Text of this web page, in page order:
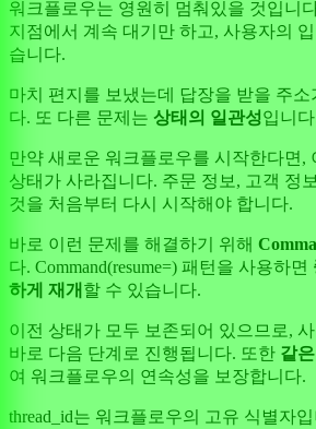
워크플로우는 영원히 멈춰있을 것입니
지점에서 계속 대기만 하고, 사용자의
습니다.
마치 편지를 보냈는데 답장을 받을 주소
다. 또 다른 문제는 상태의 일관성입니
만약 새로운 워크플로우를 시작한다면,
상태가 사라집니다. 주문 정보, 고객 정
것을 처음부터 다시 시작해야 합니다.
바로 이런 문제를 해결하기 위해
다. Command(resume=) 패턴을 사용하면
하게 재개 할 수 있습니다.
이전 상태가 모두 보존되어 있으므로,
바로 다음 단계로 진행됩니다. 또한 같
여 워크플로우의 연속성을 보장합니다.
thread_id는 워크플로우의 고유 식별자입